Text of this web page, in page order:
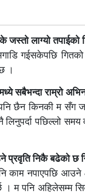
जस्तो लाग्यो तपाईको
गईसकेपछि
।
सबैभन्दा राम्रो
छैन किनकी म सँग
लिनुपर्दा पछिल्लो
प्रवृति निकै बढेको छ
काम नपाएपछि
। म पनि अहिलेसम्म